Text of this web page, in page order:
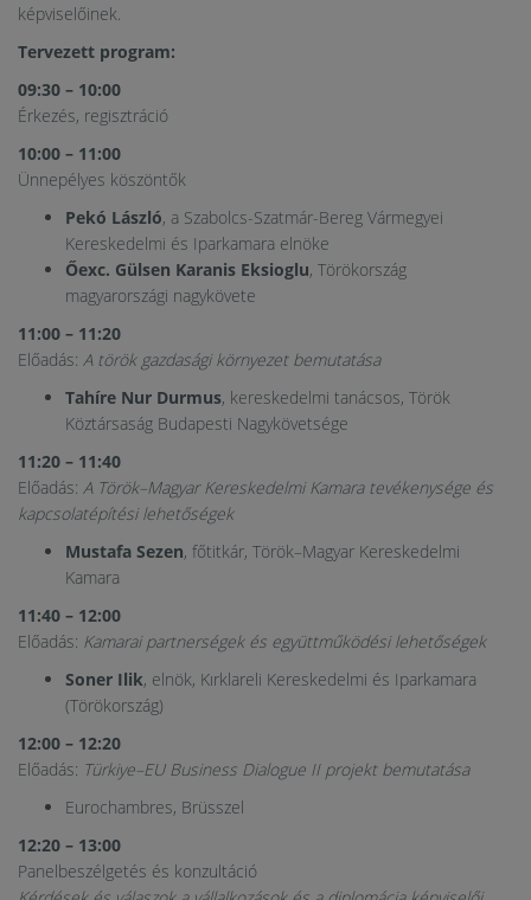
képviselőinek.
Tervezett program:
09:30 – 10:00
Érkezés, regisztráció
10:00 – 11:00
Ünnepélyes köszöntők
Pekó László, a Szabolcs-Szatmár-Bereg Vármegyei
Kereskedelmi és Iparkamara elnöke
Őexc. Gülsen Karanis Eksioglu, Törökország
magyarországi nagykövete
11:00 – 11:20
Előadás: A török gazdasági környezet bemutatása
Tahíre Nur Durmus, kereskedelmi tanácsos, Török
Köztársaság Budapesti Nagykövetsége
11:20 – 11:40
Előadás: A Török–Magyar Kereskedelmi Kamara tevékenysége és
kapcsolatépítési lehetőségek
Mustafa Sezen, főtitkár, Török–Magyar Kereskedelmi
Kamara
11:40 – 12:00
Előadás: Kamarai partnerségek és együttműködési lehetőségek
Soner Ilik, elnök, Kırklareli Kereskedelmi és Iparkamara
(Törökország)
12:00 – 12:20
Előadás: Türkiye–EU Business Dialogue II projekt bemutatása
Eurochambres, Brüsszel
12:20 – 13:00
Panelbeszélgetés és konzultáció